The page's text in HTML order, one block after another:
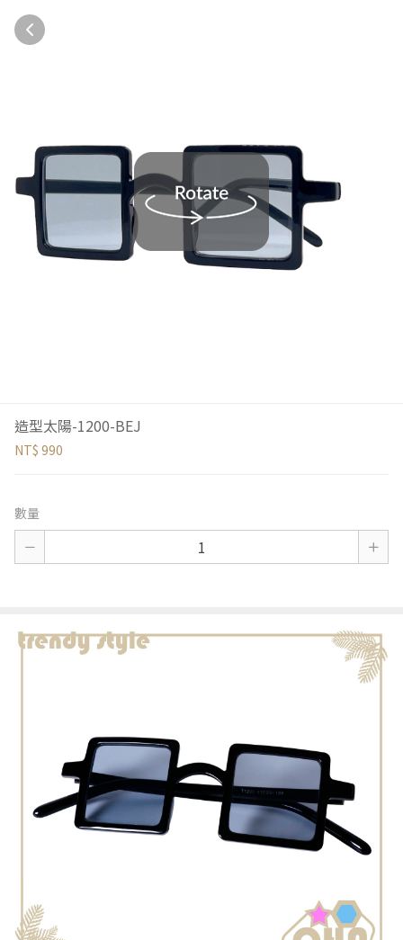
造型太陽-1200-BEJ
NT$ 990
數量